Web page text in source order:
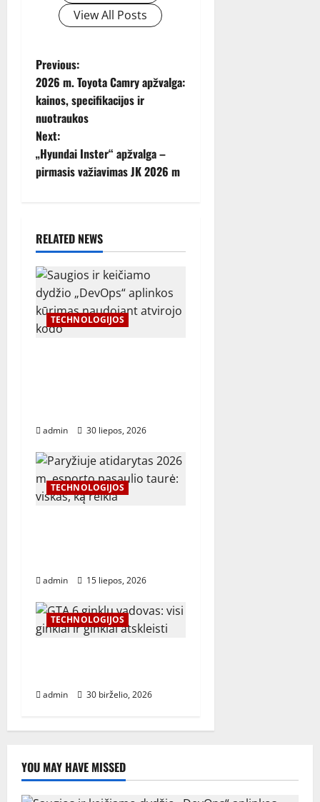
View All Posts
P
o
s
t
n
v
i
g
a
o
n
Previous:
2026 m. Toyota Camry apžvalga:
kainos, specifikacijos ir
nuotraukos
Next:
„Hyundai Inster“ apžvalga –
pirmasis važiavimas JK 2026 m
RELATED NEWS
TECHNOLOGIJOS
admin 30 liepos, 2026
TECHNOLOGIJOS
admin 15 liepos, 2026
TECHNOLOGIJOS
admin 30 birželio, 2026
YOU MAY HAVE MISSED